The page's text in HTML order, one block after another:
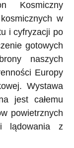
Kosmiczny
w
i cyfryzacji po
gotowych
naszych
Europy
Wystawa
jest całemu
powietrznych
lądowania z